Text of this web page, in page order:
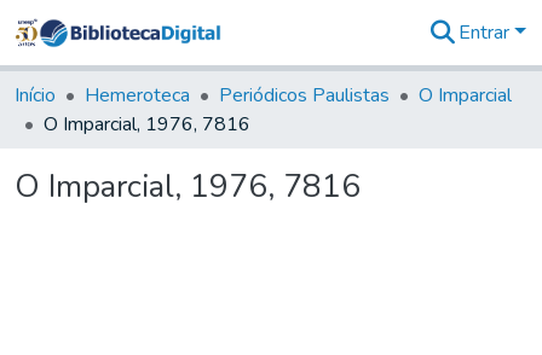
&
Coleções
Tudo na
Digital
Entrar
Início Hemeroteca Periódicos Paulistas
O Imparcial
O Imparcial, 1976, 7816
O Imparcial, 1976, 7816